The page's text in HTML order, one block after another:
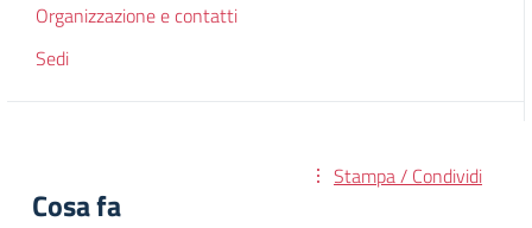
Organizzazione e contatti
Sedi
Stampa / Condividi
Cosa fa